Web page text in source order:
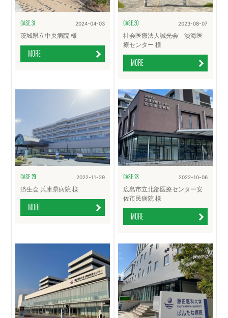
CASE.31 2024-04-03
茨城県立中央病院 様
MORE
CASE.30 2023-08-07
社会医療法人誠光会 淡海医
療センター 様
MORE
CASE.29 2022-11-29
済生会 兵庫県病院 様
MORE
CASE.28 2022-10-06
広島市立北部医療センター安
佐市民病院 様
MORE